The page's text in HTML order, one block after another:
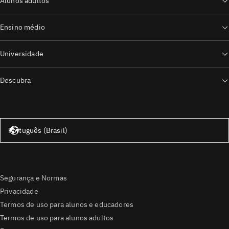
Ensino médio
Universidade
Descubra
Português (Brasil)
Segurança e Normas
Privacidade
Termos de uso para alunos e educadores
Termos de uso para alunos adultos